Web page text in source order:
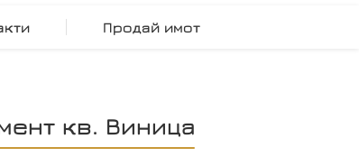
Продай имот
кв. Виница